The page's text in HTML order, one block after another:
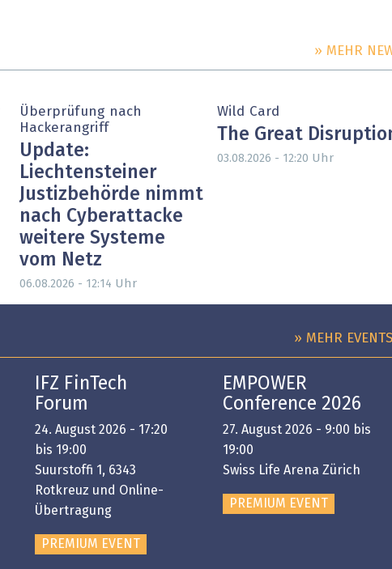
» MEHR
Überprüfung nach
Hackerangriff
Update:
Liechtensteiner
Justizbehörde nimmt
nach Cyberattacke
weitere Systeme
vom Netz
06.08.2026 - 12:14 Uhr
Wild Card
The Great
03.08.2026 - 12:20 Uhr
» MEHR EVENTS
IFZ FinTech
Forum
24. August 2026 - 17:20
bis 19:00
Suurstoffi 1, 6343
Rotkreuz und Online-
Übertragung
PREMIUM EVENT
EMPOWER
Conference 2026
27. August 2026 - 9:00 bis
19:00
Swiss Life Arena Zürich
PREMIUM EVENT